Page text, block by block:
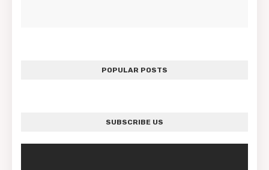
POPULAR POSTS
SUBSCRIBE US